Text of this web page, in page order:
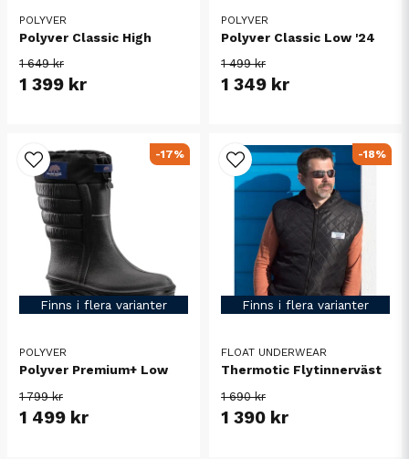
POLYVER
Polyver Classic High
1 649 kr
1 399 kr
POLYVER
Polyver Classic Low '24
1 499 kr
1 349 kr
Finns i flera varianter
POLYVER
Polyver Premium+ Low
1 799 kr
1 499 kr
-17%
Finns i flera varianter
FLOAT UNDERWEAR
Thermotic Flytinnerväst
1 690 kr
1 390 kr
-18%